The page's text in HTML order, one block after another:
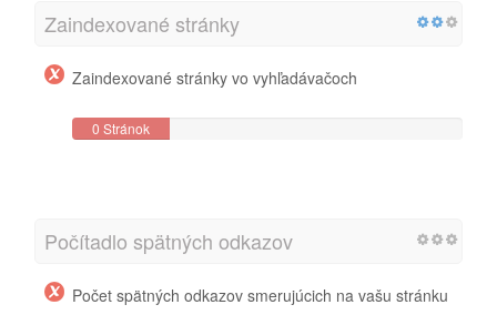
Zaindexované stránky
Zaindexované stránky vo vyhľadávačoch
0 Stránok
Počítadlo spätných odkazov
Počet spätných odkazov smerujúcich na vašu stránku